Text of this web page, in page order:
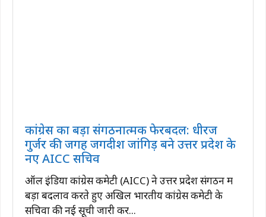
कांग्रेस का बड़ा संगठनात्मक फेरबदल: धीरज
गुर्जर की जगह जगदीश जांगिड़ बने उत्तर प्रदेश के
नए AICC सचिव
ऑल इंडिया कांग्रेस कमेटी (AICC) ने उत्तर प्रदेश संगठन में
बड़ा बदलाव करते हुए अखिल भारतीय कांग्रेस कमेटी के
सचिवों की नई सूची जारी कर...